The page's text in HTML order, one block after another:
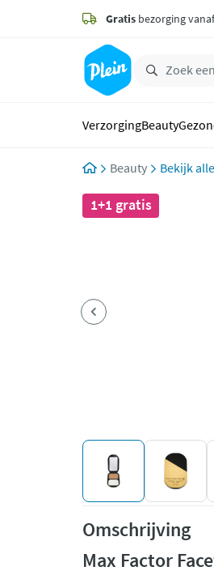
zoeken
hoofdinhoud
Gratis bezorging
VerzorgingBeauty
Beauty
1+1 gratis
Omschrijving
Max Factor